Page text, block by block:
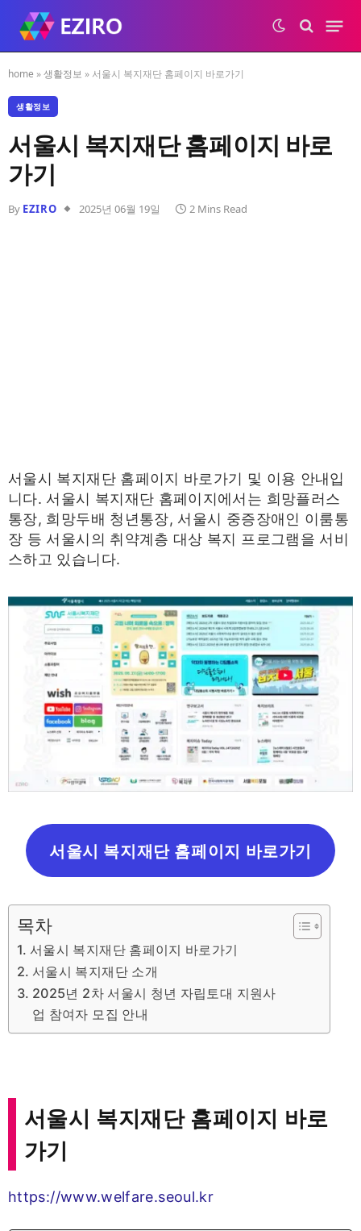
home »생활정보 » 서울시 복지재단 홈페이지 바로가기
생활정보
서울시 복지재단 홈페이지 바로
가기
By EZIRO 2025년 06월 19일 2 Mins Read
서울시 복지재단 홈페이지 바로가기 및 이용 안내입
니다. 서울시 복지재단 홈페이지에서는 희망플러스
통장, 희망두배 청년통장, 서울시 중증장애인 이룸통
장 등 서울시의 취약계층 대상 복지 프로그램을 서비
스하고 있습니다.
서울시 복지재단 홈페이지 바로가기
목차
서울시 복지재단 홈페이지 바로가기
서울시 복지재단 소개
2025년 2차 서울시 청년 자립토대 지원사
업 참여자 모집 안내
서울시 복지재단 홈페이지 바로
가기
https://www.welfare.seoul.kr